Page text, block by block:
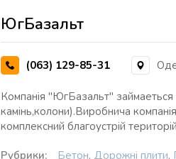
ЮгБазальт
(063) 129-85-31
Компанія "ЮгБазальт"
камінь,колони).Виробнича
комплексний благоустрій
Рубрики: Бетон, Дорожні плити,